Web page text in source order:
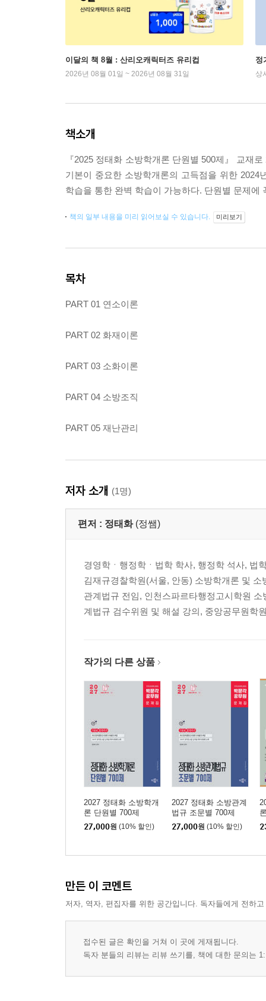
이달의 책 8월 : 산리오캐릭터즈 유리컵
2026년 08월 01일 ~ 2026년 08월 31일
정
상
책소개
『2025 정태화 소방학개론 단원별 500제』 교재
기본이 중요한 소방학개론의 고득점을 위한
학습을 통한 완벽 학습이 가능하다. 단원별 문제
책의 일부 내용을 미리 읽어보실 수 있습니다. 미리보기
목차
PART 01 연소이론
PART 02 화재이론
PART 03 소화이론
PART 04 소방조직
PART 05 재난관리
저자 소개 (1명)
편저 : 정태화 (정쌤)
경영학ㆍ행정학ㆍ법학 학사, 행정학 석사, 법
김재규경찰학원(서울, 안동) 소방학개론 및
관계법규 전임, 인천스파르타행정고시학원
계법규 검수위원 및 해설 강의, 중앙공무원학
작가의 다른 상품
2027 정태화 소방학개
론 단원별 700제
27,000원 (10% 할인)
2027 정태화 소방관계
법규 조문별 700제
27,000원 (10% 할인)
만든 이 코멘트
저자, 역자, 편집자를 위한 공간입니다. 독자들에게 전하
접수된 글은 확인을 거쳐 이 곳에 게재됩니다.
독자 분들의 리뷰는 리뷰 쓰기를, 책에 대한 문의는